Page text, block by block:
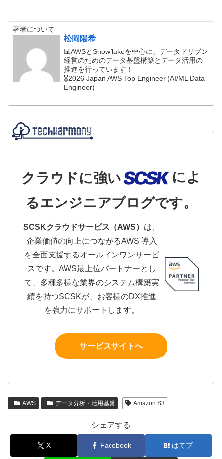
著者について
松岡陽希
📊AWSとSnowflakeを中心に、データドリブン
経営のためのデータ基盤構築とデータ活用の
推進を行っています！
🎖️2026 Japan AWS Top Engineer (AI/ML Data
Engineer)
クラウドに強い
によ
るエンジニアブログです。
SCSKクラウドサービス（AWS） は、
企業価値の向上につながるAWS 導入
を全面支援するオールインワンサービ
スです。AWS最上位パートナーとし
て、多種多様な業界のシステム構築実
績を持つSCSKが、お客様のDX推進
を強力にサポートします。
サービスサイトへ
AWS データ分析・活用基盤 Amazon S3
シェアする
X Facebook はてブ